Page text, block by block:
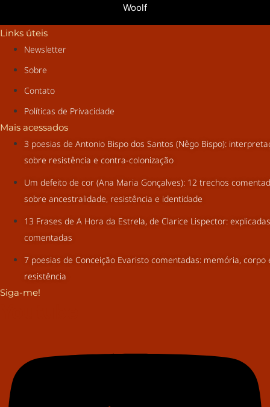
Woolf
Links úteis
Newsletter
Sobre
Contato
Políticas de Privacidade
Mais acessados
3 poesias de Antonio Bispo dos Santos (Nêgo Bispo):
sobre resistência e contra-colonização
Um defeito de cor (Ana Maria Gonçalves): 12 trechos
sobre ancestralidade, resistência e identidade
13 Frases de A Hora da Estrela, de Clarice Lispector:
comentadas
7 poesias de Conceição Evaristo comentadas: memória, corpo
resistência
Siga-me!